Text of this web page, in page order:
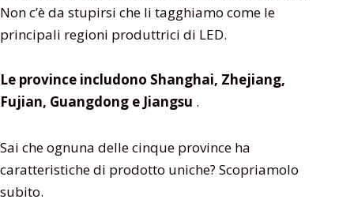
Non c’è da stupirsi che li tagghiamo come le
principali regioni produttrici di LED.
Le province includono Shanghai, Zhejiang,
Fujian, Guangdong e Jiangsu .
Sai che ognuna delle cinque province ha
caratteristiche di prodotto uniche? Scopriamolo
subito.